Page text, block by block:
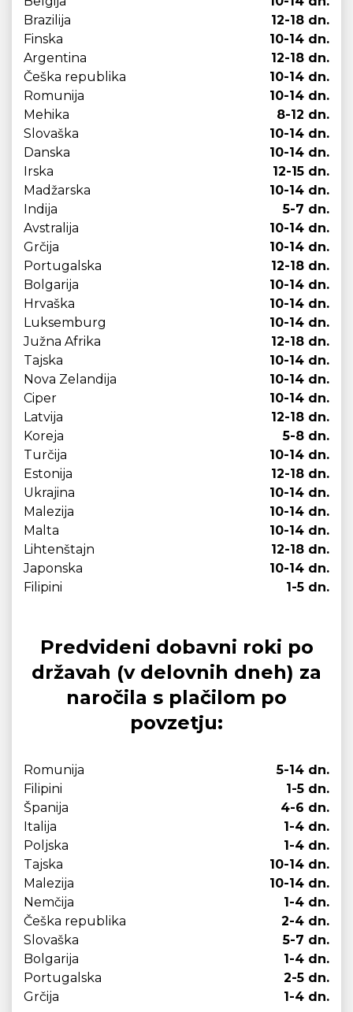
Brazilija
12-18 dn.
Finska
10-14 dn.
Argentina
12-18 dn.
Češka republika
10-14 dn.
Romunija
10-14 dn.
Mehika
8-12 dn.
Slovaška
10-14 dn.
Danska
10-14 dn.
Irska
12-15 dn.
Madžarska
10-14 dn.
Indija
5-7 dn.
Avstralija
10-14 dn.
Grčija
10-14 dn.
Portugalska
12-18 dn.
Bolgarija
10-14 dn.
Hrvaška
10-14 dn.
Luksemburg
10-14 dn.
Južna Afrika
12-18 dn.
Tajska
10-14 dn.
Nova Zelandija
10-14 dn.
Ciper
10-14 dn.
Latvija
12-18 dn.
Koreja
5-8 dn.
Turčija
10-14 dn.
Estonija
12-18 dn.
Ukrajina
10-14 dn.
Malezija
10-14 dn.
Malta
10-14 dn.
Lihtenštajn
12-18 dn.
Japonska
10-14 dn.
Filipini
1-5 dn.
Predvideni dobavni roki po
državah (v delovnih dneh) za
naročila s plačilom po
povzetju:
Romunija
5-14 dn.
Filipini
1-5 dn.
Španija
4-6 dn.
Italija
1-4 dn.
Poljska
1-4 dn.
Tajska
10-14 dn.
Malezija
10-14 dn.
Nemčija
1-4 dn.
Češka republika
2-4 dn.
Slovaška
5-7 dn.
Bolgarija
1-4 dn.
Portugalska
2-5 dn.
Grčija
1-4 dn.